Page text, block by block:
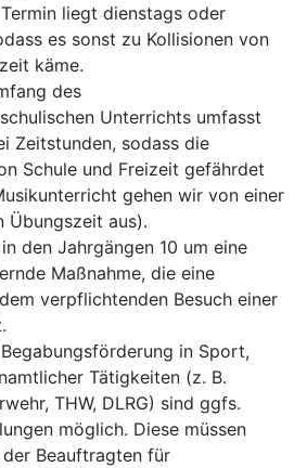
liegt dienstags oder
es sonst zu Kollisionen von
käme.
des
Unterrichts umfasst
Zeitstunden, sodass die
Schule und Freizeit gefährdet
gehen wir von einer
Übungszeit aus).
den Jahrgängen 10 um eine
Maßnahme, die eine
verpflichtenden Besuch einer
in Sport,
Tätigkeiten (z. B.
THW, DLRG) sind ggfs.
möglich. Diese müssen
Beauftragten für